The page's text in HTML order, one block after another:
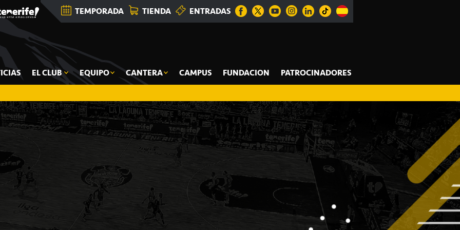
TEMPORADA TIENDA ENTRADAS
EL CLUB EQUIPO CANTERA CAMPUS FUNDACION PATROCINADORES